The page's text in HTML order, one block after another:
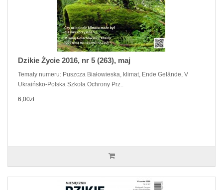
Dzikie Życie 2016, nr 5 (263), maj
Tematy numeru: Puszcza Białowieska, klimat, Ende Gelände, V
Ukraińsko-Polska Szkoła Ochrony Prz..
6,00zł